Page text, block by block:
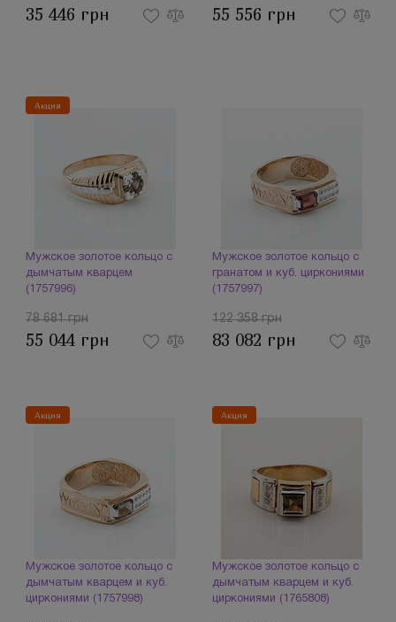
35 446 грн 55 556 грн
Акция
Мужское золотое кольцо с
дымчатым кварцем
(1757996)
78 681 грн
55 044 грн
Мужское золотое кольцо с
гранатом и куб. циркониями
(1757997)
122 358 грн
83 082 грн
Акция
Мужское золотое кольцо с
дымчатым кварцем и куб.
циркониями (1757998)
Акция
Мужское золотое кольцо с
дымчатым кварцем и куб.
циркониями (1765808)